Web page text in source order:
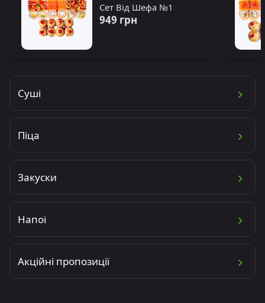
Сет Від Шефа №1
949 грн
Суші
Піца
Закуски
Напої
Акційні пропозиції